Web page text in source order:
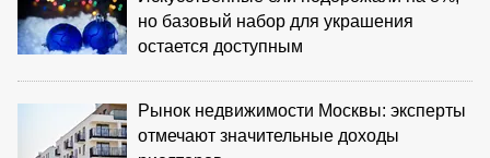
но базовый набор для украшения
остается доступным
Рынок недвижимости Москвы: эксперты
отмечают значительные доходы